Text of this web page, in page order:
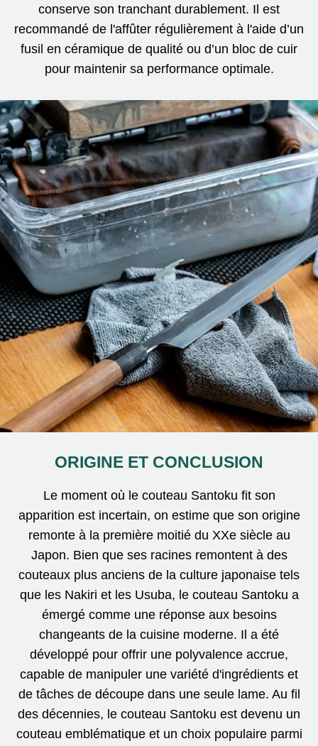
conserve son tranchant durablement. Il est
recommandé de l'affûter régulièrement à l'aide d’un
fusil en céramique de qualité ou d’un bloc de cuir
pour maintenir sa performance optimale.
ORIGINE ET CONCLUSION
Le moment où le couteau Santoku fit son
apparition est incertain, on estime que son origine
remonte à la première moitié du XXe siècle au
Japon. Bien que ses racines remontent à des
couteaux plus anciens de la culture japonaise tels
que les Nakiri et les Usuba, le couteau Santoku a
émergé comme une réponse aux besoins
changeants de la cuisine moderne. Il a été
développé pour offrir une polyvalence accrue,
capable de manipuler une variété d'ingrédients et
de tâches de découpe dans une seule lame. Au fil
des décennies, le couteau Santoku est devenu un
couteau emblématique et un choix populaire parmi